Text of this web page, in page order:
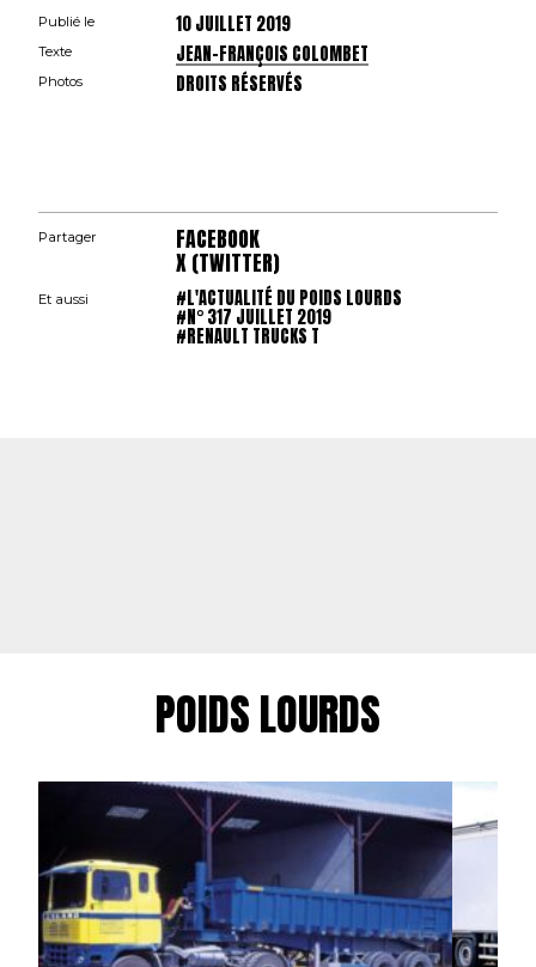
Publié le 10 JUILLET 2019
Texte JEAN-FRANÇOIS COLOMBET
Photos DROITS RÉSERVÉS
Partager FACEBOOK
X (TWITTER)
Et aussi #L'ACTUALITÉ DU POIDS LOURDS
#N° 317 JUILLET 2019
#RENAULT TRUCKS T
POIDS LOURDS